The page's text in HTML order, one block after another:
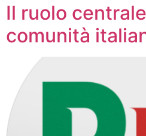
Il ruolo
comunità